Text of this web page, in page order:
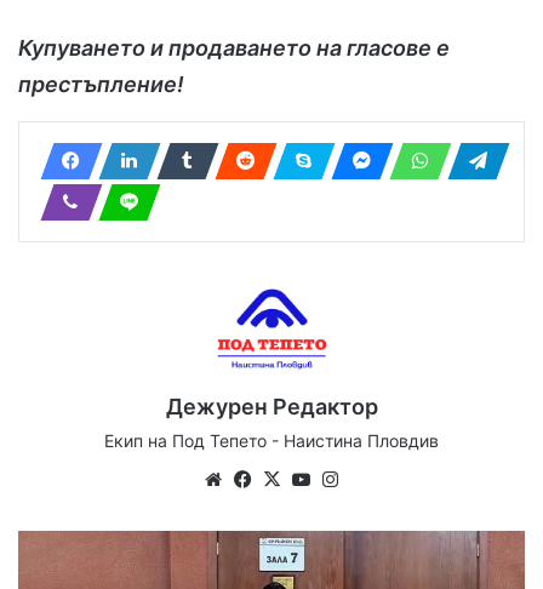
Купуването и продаването на гласове е
престъпление!
Дежурен Редактор
Екип на Под Тепето - Наистина Пловдив
WebsiteFacebook
X YouTube